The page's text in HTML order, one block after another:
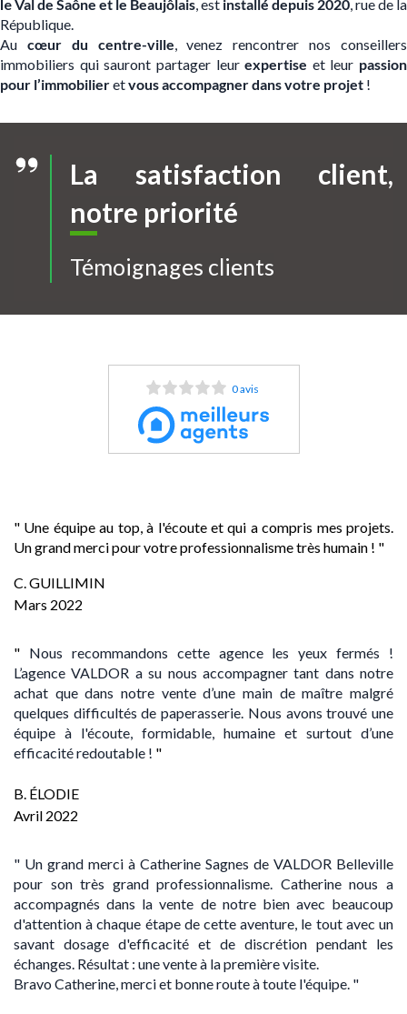
leVal de Saône et le Beaujôlais, est installé depuis 2020, rue de la
République.
Au cœur du centre-ville, venez rencontrer nos conseillers
immobiliers qui sauront partager leurexpertise et leur passion
pour l’immobilieretvous accompagner dans votre projet !
La satisfaction client,
notre priorité
Témoignages clients
0 avis
" Une équipe au top, à l'écoute et qui a compris mes projets.
Un grand merci pour votre professionnalisme très humain ! "
C. GUILLIMIN
Mars 2022
" Nous recommandons cette agence les yeux fermés !
L’agence VALDOR a su nous accompagner tant dans notre
achat que dans notre vente d’une main de maître malgré
quelques difficultés de paperasserie. Nous avons trouvé une
équipe à l'écoute, formidable, humaine et surtout d’une
efficacité redoutable ! "
B. ÉLODIE
Avril 2022
" Un grand merci à Catherine Sagnes de VALDOR Belleville
pour son très grand professionnalisme. Catherine nous a
accompagnés dans la vente de notre bien avec beaucoup
d'attention à chaque étape de cette aventure, le tout avec un
savant dosage d'efficacité et de discrétion pendant les
échanges. Résultat : une vente à la première visite.
Bravo Catherine, merci et bonne route à toute l'équipe. "